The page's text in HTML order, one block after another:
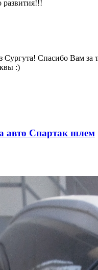
развития!!!
Спасибо Вам
:)
авто Спартак шлем